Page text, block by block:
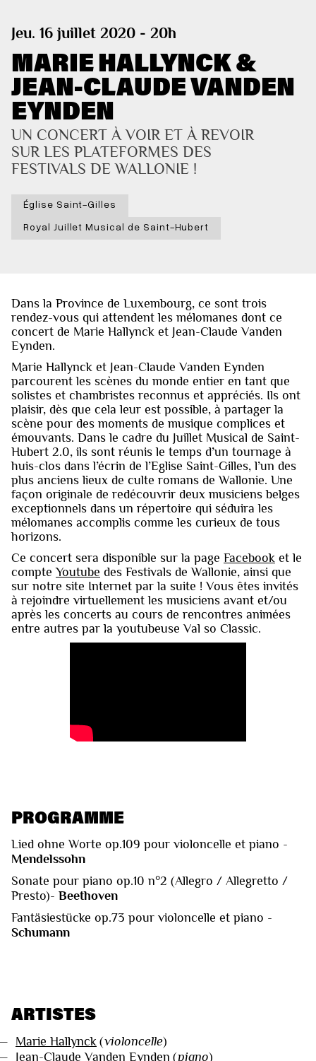
Jeu. 16 juillet 2020 - 20h
MARIE HALLYNCK &
JEAN-CLAUDE VANDEN
EYNDEN
UN CONCERT À VOIR ET À REVOIR
SUR LES PLATEFORMES DES
FESTIVALS DE WALLONIE !
Église Saint-Gilles
Royal Juillet Musical de Saint-Hubert
Dans la Province de Luxembourg, ce sont trois
rendez-vous qui attendent les mélomanes dont ce
concert de Marie Hallynck et Jean-Claude Vanden
Eynden.
Marie Hallynck et Jean-Claude Vanden Eynden
parcourent les scènes du monde entier en tant que
solistes et chambristes reconnus et appréciés. Ils ont
plaisir, dès que cela leur est possible, à partager la
scène pour des moments de musique complices et
émouvants. Dans le cadre du Juillet Musical de Saint-
Hubert 2.0, ils sont réunis le temps d’un tournage à
huis-clos dans l’écrin de l’Eglise Saint-Gilles, l’un des
plus anciens lieux de culte romans de Wallonie. Une
façon originale de redécouvrir deux musiciens belges
exceptionnels dans un répertoire qui séduira les
mélomanes accomplis comme les curieux de tous
horizons.
Ce concert sera disponible sur la page Facebook et le
compteYoutube des Festivals de Wallonie, ainsi que
sur notre site Internet par la suite ! Vous êtes invités
à rejoindre virtuellement les musiciens avant et/ou
après les concerts au cours de rencontres animées
entre autres par la youtubeuse Val so Classic.
PROGRAMME
Lied ohne Worte op.109 pour violoncelle et piano -
Mendelssohn
Sonate pour piano op.10 n°2 (Allegro / Allegretto /
Presto)- Beethoven
Fantäsiestücke op.73 pour violoncelle et piano -
Schumann
ARTISTES
Marie Hallynck (violoncelle)
Jean-Claude Vanden Eynden (piano)